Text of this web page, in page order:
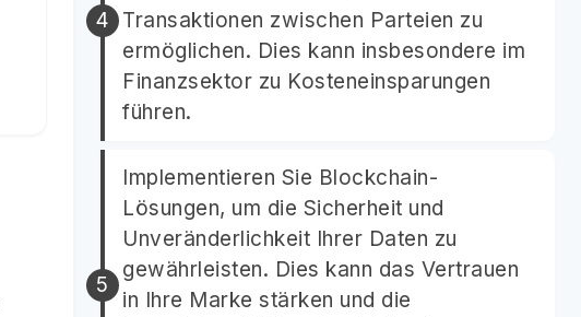
Transaktionen zwischen Parteien zu
ermöglichen. Dies kann insbesondere im
Finanzsektor zu Kosteneinsparungen
führen.
Implementieren Sie Blockchain-
Lösungen, um die Sicherheit und
Unveränderlichkeit Ihrer Daten zu
gewährleisten. Dies kann das Vertrauen
in Ihre Marke stärken und die